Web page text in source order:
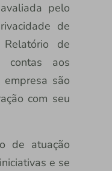
pelo
de
de
contas aos
são
com seu
de atuação
e se